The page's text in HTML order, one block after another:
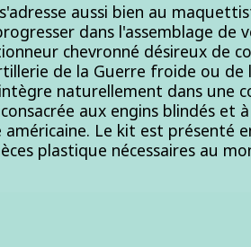
aussi bien au
dans l'assemblage de
chevronné désireux de
de la Guerre froide ou de
naturellement dans une
aux engins blindés et
Le kit est présenté
plastique nécessaires au